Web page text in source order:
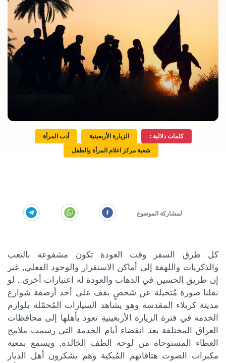
كلمات دلالية : الزيارة الأربعينية
أدب المرأة
شعبة مركز اعلام المرأة والطفل
كل طرق السفر وقت العودة تكون مشفوعة بالتعب
والذكريات واللهفة إلى أماكن الاستقرار والوجود الفعلي, غير
إن طريق الحسين في الذهاب والعودة له اعتبارات أخرى.. لو
نقلنا صورة مُتخيلة عن شخصٍ يقف على أحد أرصفة شوارع
مدينة كربلاء المقدسة وهو يشاهد السيارات المُحمّلة بلوازم
الخدمة في فترة الزيارة الأربعينيةِ تعود بأهلها إلى محافظات
العراق المختلفة بعد انقضاء أيام الخدمة التي رسمت ملامح
العطاء المستوحاة من لوحة الطف الخالدة, ويسمع بمعية
مكبرات الصوت هتافاتهم المُبكية وهم يشكرون أهل الديار